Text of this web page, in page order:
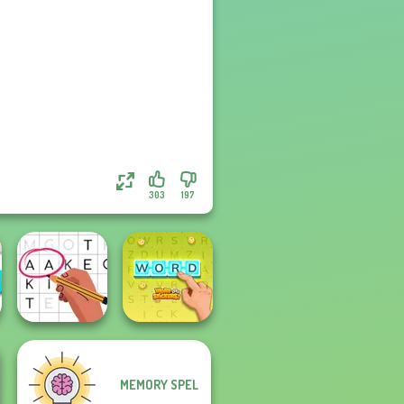
197
303
Letters Match
MEMORY SPEL